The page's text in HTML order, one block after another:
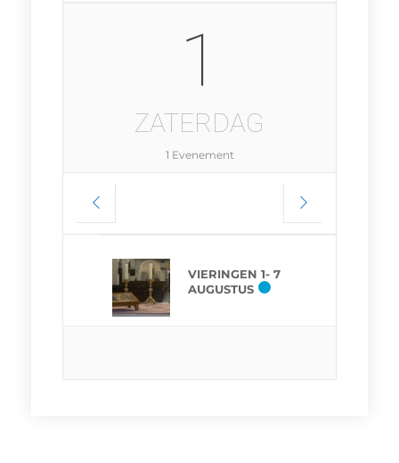
1
ZATERDAG
1 Evenement
VIERINGEN 1- 7
AUGUSTUS